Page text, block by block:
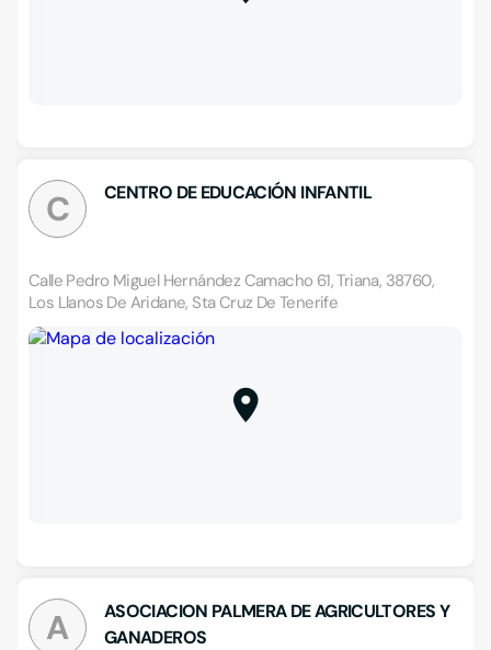
C CENTRO DE EDUCACIÓN INFANTIL
Calle Pedro Miguel Hernández Camacho 61, Triana, 38760,
Los Llanos De Aridane, Sta Cruz De Tenerife
A
ASOCIACION PALMERA DE AGRICULTORES Y
GANADEROS